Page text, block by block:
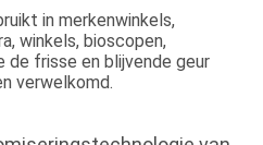
in merkenwinkels,
winkels, bioscopen,
de frisse en blijvende geur
verwelkomd.